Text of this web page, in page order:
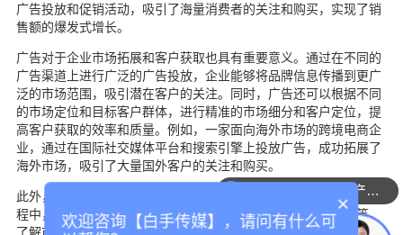
广告投放和促销活动，吸引了海量消费者的关注和购买，实现了销
售额的爆发式增长。
广告对于企业市场拓展和客户获取也具有重要意义。通过在不同的
广告渠道上进行广泛的广告投放，企业能够将品牌信息传播到更广
泛的市场范围，吸引潜在客户的关注。同时，广告还可以根据不同
的市场定位和目标客户群体，进行精准的市场细分和客户定位，提
高客户获取的效率和质量。例如，一家面向海外市场的跨境电商企
业，通过在国际社交媒体平台和搜索引擎上投放广告，成功拓展了
海外市场，吸引了大量国外客户的关注和购买。
此外，广告还能够为企业提供市场反馈和数据分析。在广告投放过
程中，企业可以通过收集和分析消费者的行为数据、反馈信息等，
可以介绍下你们的产品么
×
欢迎咨询【白手传媒】，请问有什么可